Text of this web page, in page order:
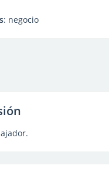
: negocio